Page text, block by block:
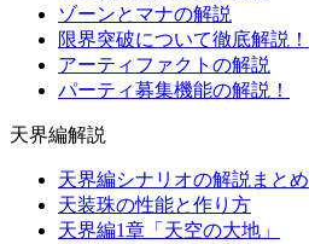
ゾーンとマナの解説
限界突破について徹底解説！
アーティファクトの解説
パーティ募集機能の解説！
天界編解説
天界編シナリオの解説まとめ
天装珠の性能と作り方
天界編1章「天空の大地」